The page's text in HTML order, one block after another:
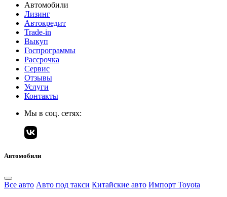
Автомобили
Лизинг
Автокредит
Trade-in
Выкуп
Госпрограммы
Рассрочка
Сервис
Отзывы
Услуги
Контакты
Мы в соц. сетях:
Автомобили
Все авто Авто под такси Китайские авто Импорт Toyota